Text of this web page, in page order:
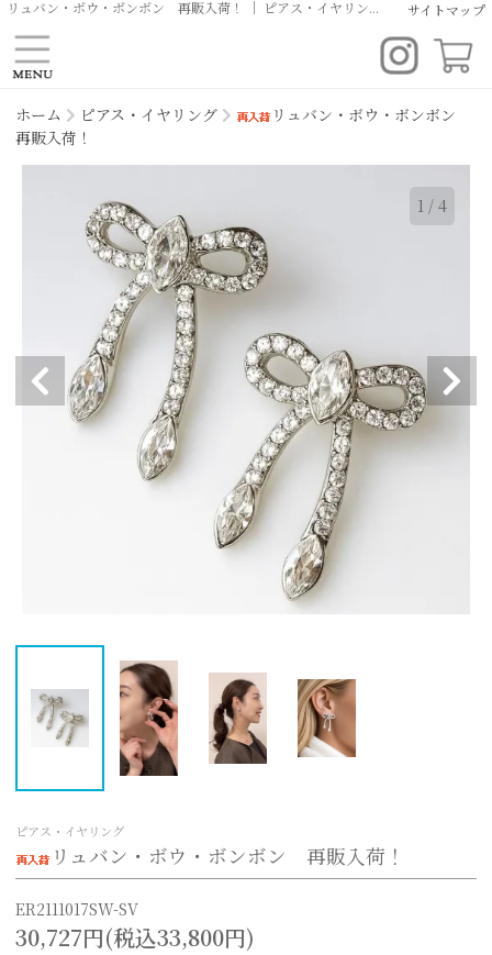
リュバン・ボウ・ボンボン 再販入荷！ ｜ ピアス・イヤリング ｜スワロフスキー・クリスタルアクセサリー | デイリー ブライダル オリジナルデザイン イヤリング ピアス ヘッドドレス ティアラ専門店 | クルーリール サイトマップ
ホーム ピアス・イヤリング
リュバン・ボウ・ボンボン
再販入荷！
1 / 4
ピアス・イヤリング
リュバン・ボウ・ボンボン 再販入荷！
ER2111017SW-SV
30,727円(税込33,800円)